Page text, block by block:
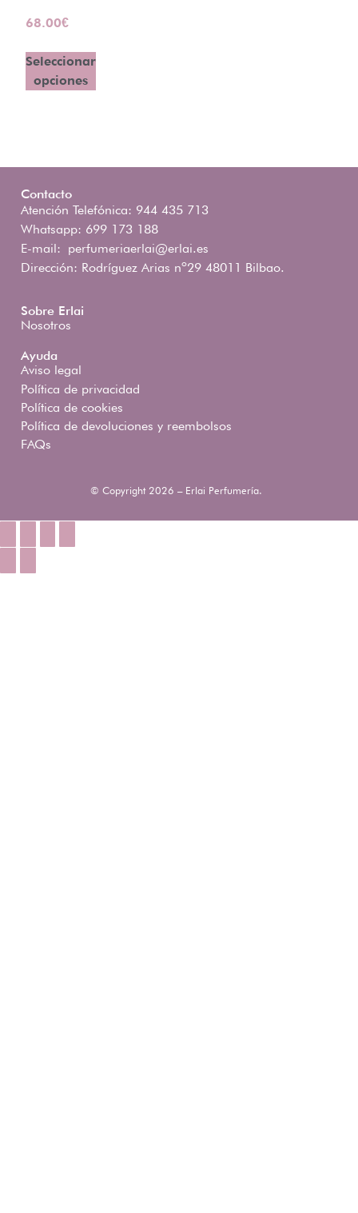
68.00€
Seleccionar
opciones
Contacto
Atención Telefónica: 944 435 713
Whatsapp: 699 173 188
E-mail: perfumeriaerlai@erlai.es
Dirección: Rodríguez Arias nº29 48011 Bilbao.
Sobre Erlai
Nosotros
Ayuda
Aviso legal
Política de privacidad
Política de cookies
Política de devoluciones y reembolsos
FAQs
© Copyright 2026 – Erlai Perfumería.